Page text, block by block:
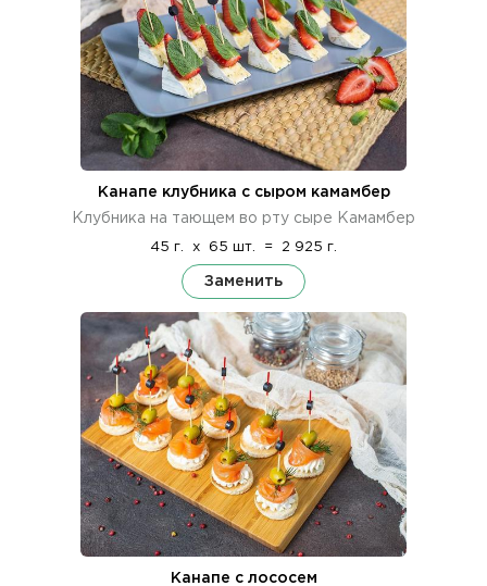
Канапе клубника с сыром камамбер
Клубника на тающем во рту сыре Камамбер
45 г. x 65 шт. = 2 925 г.
Заменить
Канапе с лососем